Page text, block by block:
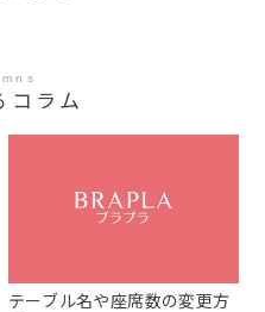
コラム
テーブル名や座席数の変更方